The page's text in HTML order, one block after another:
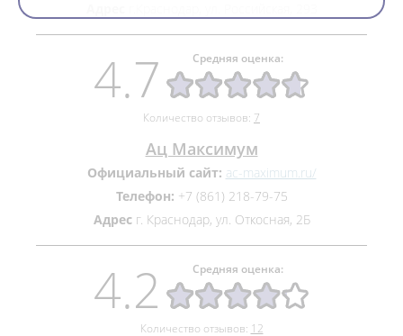
Средняя оценка:
4.7
Количество отзывов: 7
Ац Максимум
Официальный сайт: ac-maximum.ru/
Телефон: +7 (861) 218-79-75
Адресг. Краснодар, ул. Откосная, 2Б
Средняя оценка:
4.2
Количество отзывов: 12